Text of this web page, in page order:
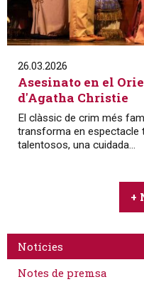
26.03.2026
Asesinato en el
d'Agatha Christie
El clàssic de crim més
transforma en espectacle
talentosos, una cuidada...
+
Notícies
Notes de premsa